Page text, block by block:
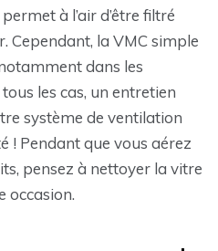
à l’air d’être filtré
Cependant, la VMC simple
dans les
les cas, un entretien
système de ventilation
! Pendant que vous aérez
pensez à nettoyer la vitre
occasion.